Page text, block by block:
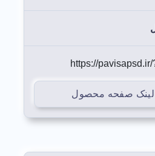
https://
لینک صفحه محصول